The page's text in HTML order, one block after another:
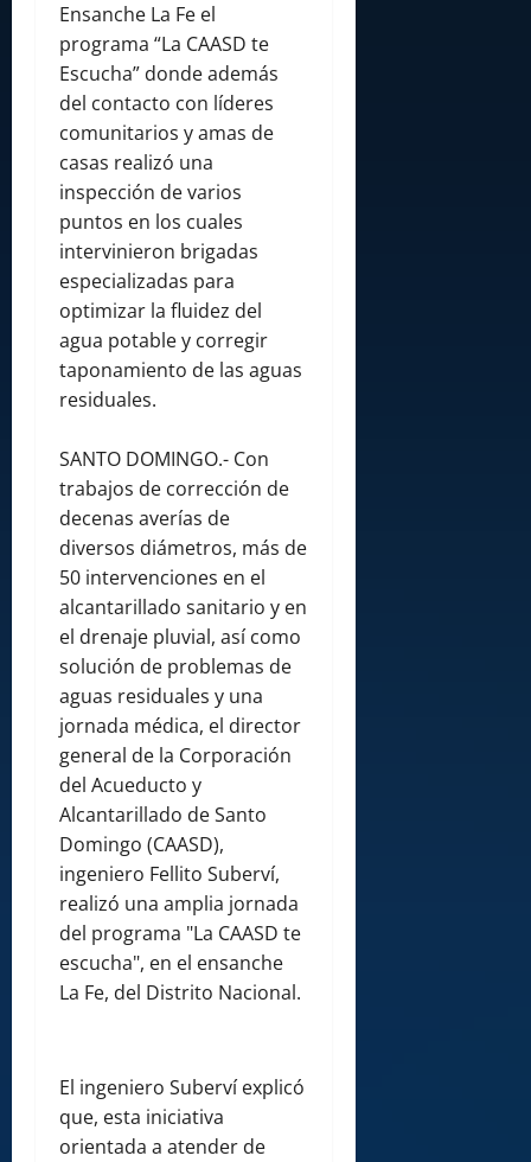
Ensanche La Fe el
programa “La CAASD te
Escucha” donde además
del contacto con líderes
comunitarios y amas de
casas realizó una
inspección de varios
puntos en los cuales
intervinieron brigadas
especializadas para
optimizar la fluidez del
agua potable y corregir
taponamiento de las aguas
residuales.
SANTO DOMINGO.- Con
trabajos de corrección de
decenas averías de
diversos diámetros, más de
50 intervenciones en el
alcantarillado sanitario y en
el drenaje pluvial, así como
solución de problemas de
aguas residuales y una
jornada médica, el director
general de la Corporación
del Acueducto y
Alcantarillado de Santo
Domingo (CAASD),
ingeniero Fellito Suberví,
realizó una amplia jornada
del programa "La CAASD te
escucha", en el ensanche
La Fe, del Distrito Nacional.
El ingeniero Suberví explicó
que, esta iniciativa
orientada a atender de